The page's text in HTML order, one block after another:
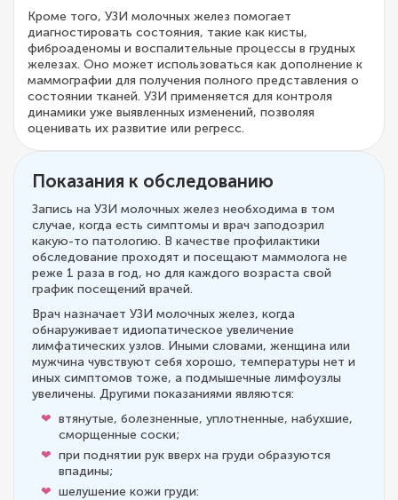
Кроме того, УЗИ молочных желез помогает
диагностировать состояния, такие как кисты,
фиброаденомы и воспалительные процессы в грудных
железах. Оно может использоваться как дополнение к
маммографии для получения полного представления о
состоянии тканей. УЗИ применяется для контроля
динамики уже выявленных изменений, позволяя
оценивать их развитие или регресс.
Показания к обследованию
Запись на УЗИ молочных желез необходима в том
случае, когда есть симптомы и врач заподозрил
какую-то патологию. В качестве профилактики
обследование проходят и посещают маммолога не
реже 1 раза в год, но для каждого возраста свой
график посещений врачей.
Врач назначает УЗИ молочных желез, когда
обнаруживает идиопатическое увеличение
лимфатических узлов. Иными словами, женщина или
мужчина чувствуют себя хорошо, температуры нет и
иных симптомов тоже, а подмышечные лимфоузлы
увеличены. Другими показаниями являются:
втянутые, болезненные, уплотненные, набухшие,
сморщенные соски;
при поднятии рук вверх на груди образуются
впадины;
шелушение кожи груди: